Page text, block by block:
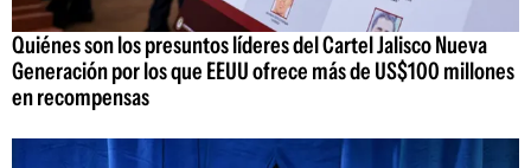
Quiénes son los presuntos líderes del Cartel Jalisco Nueva
Generación por los que EEUU ofrece más de US$100 millones
en recompensas